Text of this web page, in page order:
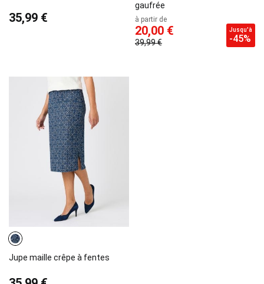
35,99 €
gaufrée
à partir de
20,00 €
39,99 €
Jusqu'à
-45%
Jupe maille crêpe à fentes